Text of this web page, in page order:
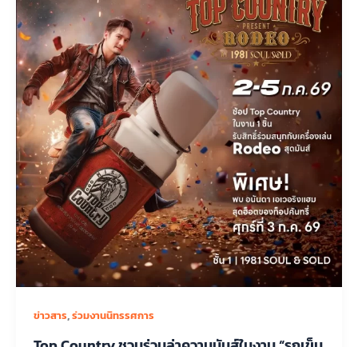
ข่าวสาร,ร่วมงานนิทรรศการ